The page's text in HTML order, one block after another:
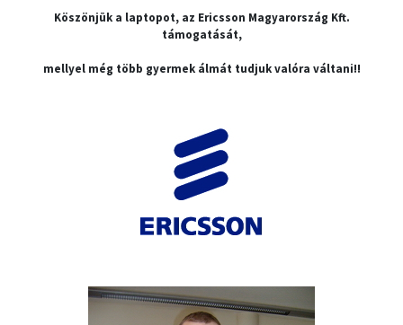
Köszönjük a laptopot, az Ericsson Magyarország Kft.
támogatását,
mellyel még több gyermek álmát tudjuk valóra váltani!!